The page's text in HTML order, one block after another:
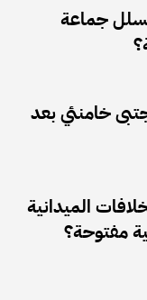
جماعة
خامنئي بعد
الميدانية
مفتوحة؟